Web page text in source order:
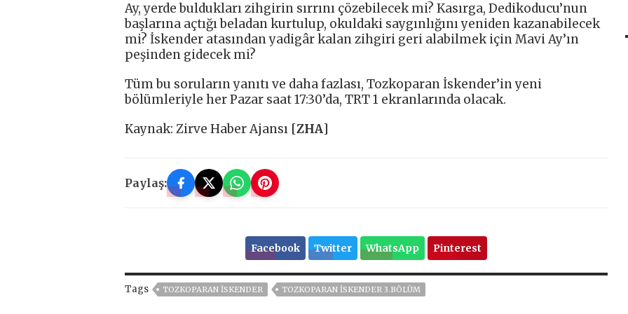
Ay, yerde buldukları zihgirin sırrını çözebilecek mi? Kasırga, Dedikoducu’nun
başlarına açtığı beladan kurtulup, okuldaki saygınlığını yeniden kazanabilecek
mi? İskender atasından yadigâr kalan zihgiri geri alabilmek için Mavi Ay’ın
peşinden gidecek mi?
Tüm bu soruların yanıtı ve daha fazlası, Tozkoparan İskender’in yeni
bölümleriyle her Pazar saat 17:30’da, TRT 1 ekranlarında olacak.
Kaynak: Zirve Haber Ajansı [ZHA]
Paylaş:
Facebook Twitter WhatsApp Pinterest
Tags TOZKOPARAN İSKENDER TOZKOPARAN ISKENDER 3.BÖLÜM